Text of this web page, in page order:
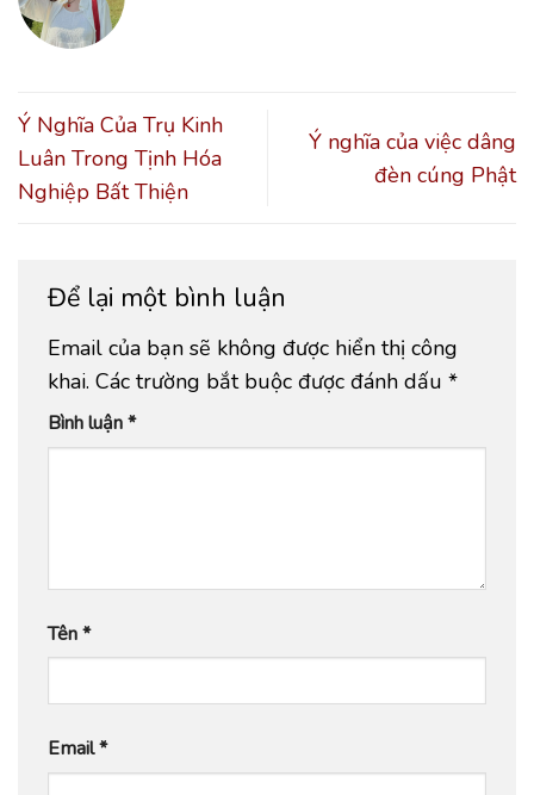
Ý Nghĩa Của Trụ Kinh
Luân Trong Tịnh Hóa
Nghiệp Bất Thiện
Ý nghĩa của việc dâng
đèn cúng Phật
Để lại một bình luận
Email của bạn sẽ không được hiển thị công
khai. Các trường bắt buộc được đánh dấu *
Bình luận*
Tên*
Email*